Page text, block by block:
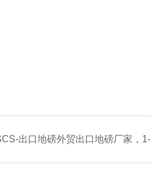
出口地磅外贸出口地磅厂家，1-200吨尺寸定制